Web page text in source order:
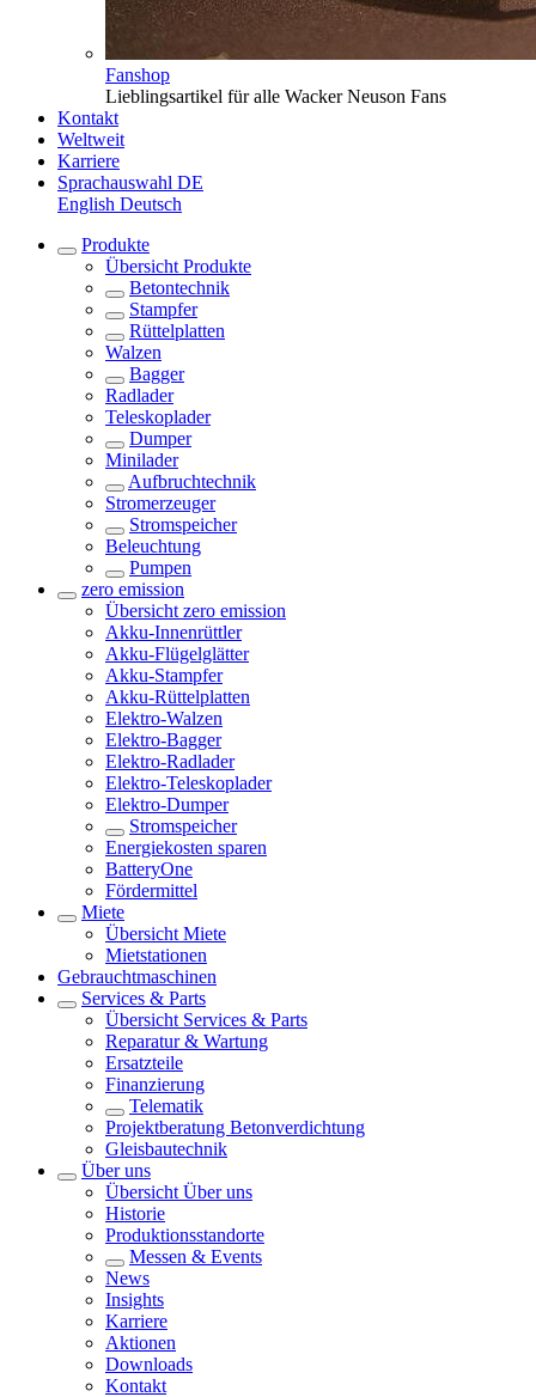
Fanshop
Lieblingsartikel für alle Wacker Neuson Fans
Kontakt
Weltweit
Karriere
Sprachauswahl DE
English Deutsch
Produkte
Übersicht Produkte
Betontechnik
Stampfer
Rüttelplatten
Walzen
Bagger
Radlader
Teleskoplader
Dumper
Minilader
Aufbruchtechnik
Stromerzeuger
Stromspeicher
Beleuchtung
Pumpen
zero emission
Übersicht zero emission
Akku-Innenrüttler
Akku-Flügelglätter
Akku-Stampfer
Akku-Rüttelplatten
Elektro-Walzen
Elektro-Bagger
Elektro-Radlader
Elektro-Teleskoplader
Elektro-Dumper
Stromspeicher
Energiekosten sparen
BatteryOne
Fördermittel
Miete
Übersicht Miete
Mietstationen
Gebrauchtmaschinen
Services & Parts
Übersicht Services & Parts
Reparatur & Wartung
Ersatzteile
Finanzierung
Telematik
Projektberatung Betonverdichtung
Gleisbautechnik
Über uns
Übersicht Über uns
Historie
Produktionsstandorte
Messen & Events
News
Insights
Karriere
Aktionen
Downloads
Kontakt